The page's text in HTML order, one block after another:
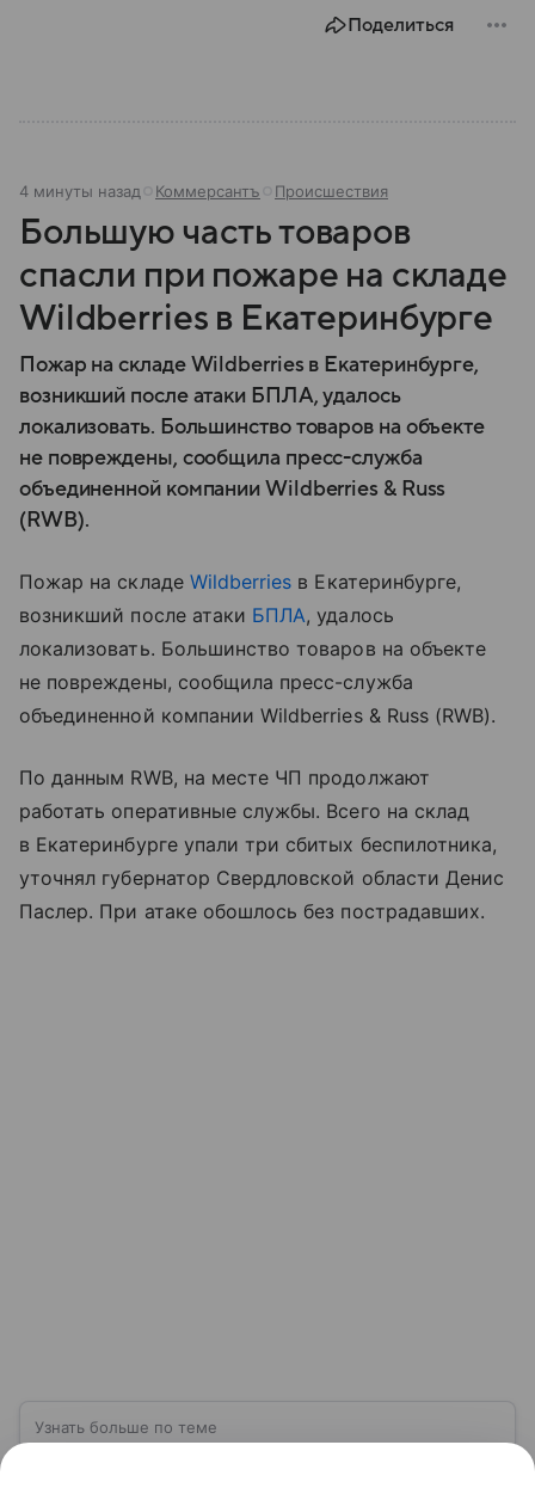
Поделиться
4 минуты назад Коммерсантъ Происшествия
Большую часть товаров
спасли при пожаре на складе
Wildberries в Екатеринбурге
Пожар на складе Wildberries в Екатеринбурге,
возникший после атаки БПЛА, удалось
локализовать. Большинство товаров на объекте
не повреждены, сообщила пресс-служба
объединенной компании Wildberries & Russ
(RWB).
Пожар на складе Wildberries в Екатеринбурге,
возникший после атаки БПЛА, удалось
локализовать. Большинство товаров на объекте
не повреждены, сообщила пресс-служба
объединенной компании Wildberries & Russ (RWB).
По данным RWB, на месте ЧП продолжают
работать оперативные службы. Всего на склад
в Екатеринбурге упали три сбитых беспилотника,
уточнял губернатор Свердловской области Денис
Паслер. При атаке обошлось без пострадавших.
Узнать больше по теме